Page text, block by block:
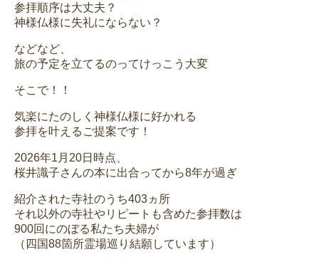
参拝順序は大丈夫？
神様仏様に失礼にならない？
などなど、
旅の予定を立てるのってけっこう大変
そこで！！
気楽にたのしく神様仏様に好かれる
参拝を叶えるご提案です！
2026年1月20日時点、
桜井識子さんの本に出合ってから8年が過ぎ
紹介された寺社のうち403ヵ所
それ以外の寺社やリピートも含めた参拝数は
900回にのぼる私たち夫婦が
（四国88箇所霊場巡り結願しています）